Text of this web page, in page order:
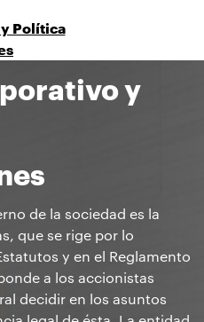
Política
y
de la sociedad es la
que se rige por lo
y en el Reglamento
a los accionistas
decidir en los asuntos